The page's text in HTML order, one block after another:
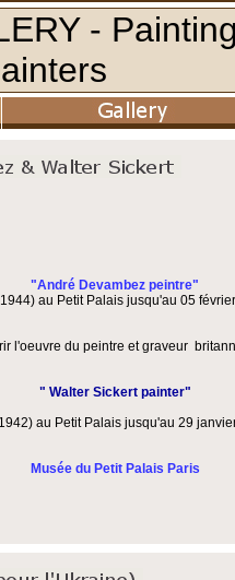
"André Devambez peintre"
au Petit Palais jusqu'au 05
l'oeuvre du peintre et graveur
" Walter Sickert painter"
au Petit Palais jusqu'au 29
Musée du Petit Palais Paris